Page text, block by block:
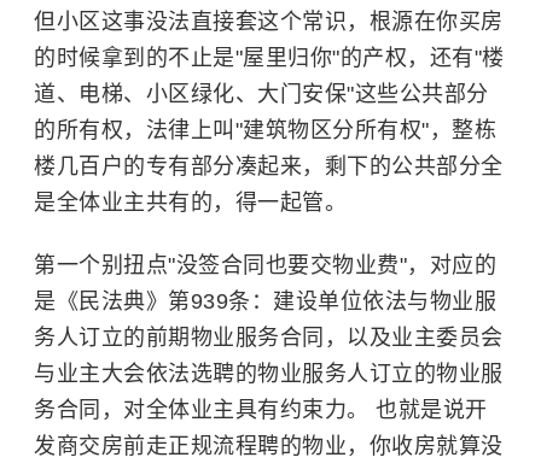
但小区这事没法直接套这个常识，根源在你买房
的时候拿到的不止是"屋里归你"的产权，还有"楼
道、电梯、小区绿化、大门安保"这些公共部分
的所有权，法律上叫"建筑物区分所有权"，整栋
楼几百户的专有部分凑起来，剩下的公共部分全
是全体业主共有的，得一起管。
第一个别扭点"没签合同也要交物业费"，对应的
是《民法典》第939条：建设单位依法与物业服
务人订立的前期物业服务合同，以及业主委员会
与业主大会依法选聘的物业服务人订立的物业服
务合同，对全体业主具有约束力。 也就是说开
发商交房前走正规流程聘的物业，你收房就算没